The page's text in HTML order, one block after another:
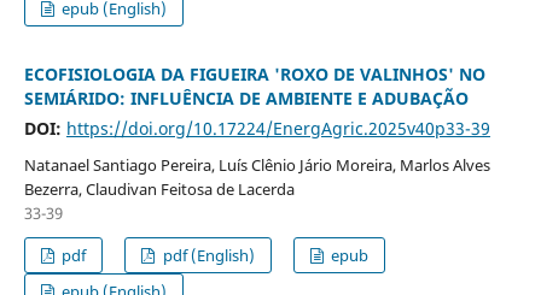
epub (English)
ECOFISIOLOGIA DA FIGUEIRA 'ROXO DE VALINHOS' NO
SEMIÁRIDO: INFLUÊNCIA DE AMBIENTE E ADUBAÇÃO
DOI: https://doi.org/10.17224/EnergAgric.2025v40p33-39
Natanael Santiago Pereira, Luís Clênio Jário Moreira, Marlos Alves
Bezerra, Claudivan Feitosa de Lacerda
33-39
pdf
pdf (English)
epub